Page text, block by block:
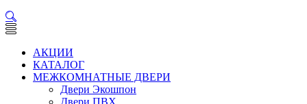
АКЦИИ
КАТАЛОГ
МЕЖКОМНАТНЫЕ ДВЕРИ
Двери Экошпон
Двери ПВХ